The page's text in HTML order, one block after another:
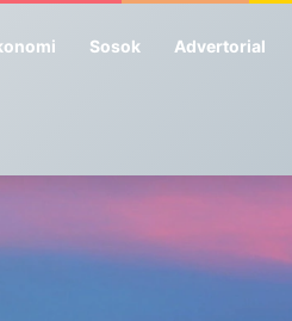
Sosok Advertorial